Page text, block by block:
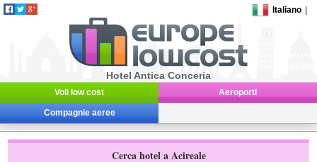
Italiano
Hotel Antica Conceria
Voli low cost Aeroporti
Compagnie aeree
Cerca hotel a Acireale